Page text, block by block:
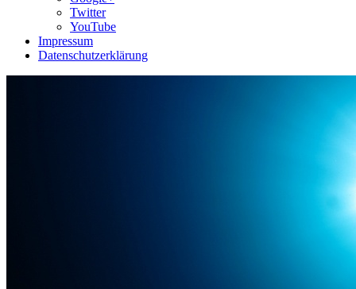
Twitter
YouTube
Impressum
Datenschutzerklärung
https://www.sidemount-